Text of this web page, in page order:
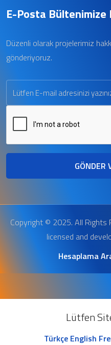
E-Posta Bültenimize
Düzenli olarak projelerimiz
gönderiyoruz.
GÖNDER
Copyright © 2025. All Rights
licensed and
Hesaplama
Lütfen
Türkçe English